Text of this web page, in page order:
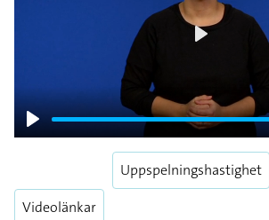
Play
Videolänkar
Uppspelningshastighet